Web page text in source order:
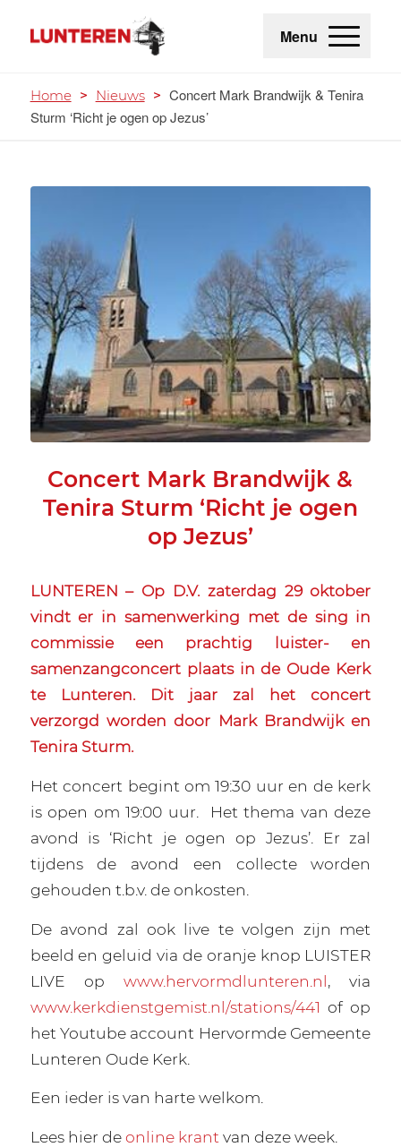
Menu
Home > Nieuws > Concert Mark Brandwijk & Tenira
Sturm ‘Richt je ogen op Jezus’
Concert Mark Brandwijk &
Tenira Sturm ‘Richt je ogen
op Jezus’
LUNTEREN – Op D.V. zaterdag 29 oktober
vindt er in samenwerking met de sing in
commissie een prachtig luister- en
samenzangconcert plaats in de Oude Kerk
te Lunteren. Dit jaar zal het concert
verzorgd worden door Mark Brandwijk en
Tenira Sturm.
Het concert begint om 19:30 uur en de kerk
is open om 19:00 uur.
Het thema van deze
avond is ‘Richt je ogen op Jezus’. Er zal
tijdens de avond een collecte worden
gehouden t.b.v. de onkosten.
De avond zal ook live te volgen zijn met
beeld en geluid via de oranje knop LUISTER
LIVE opwww.hervormdlunteren.nl, via
www.kerkdienstgemist.nl/stations/441 of op
het Youtube account Hervormde Gemeente
Lunteren Oude Kerk.
Een ieder is van harte welkom.
Lees hier deonline krant van deze week.